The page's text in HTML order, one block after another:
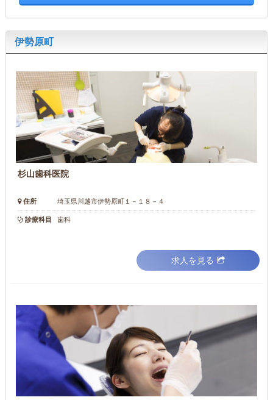
伊勢原町
杉山歯科医院
住所 埼玉県川越市伊勢原町１－１８－４
診療科目 歯科
求人を見る